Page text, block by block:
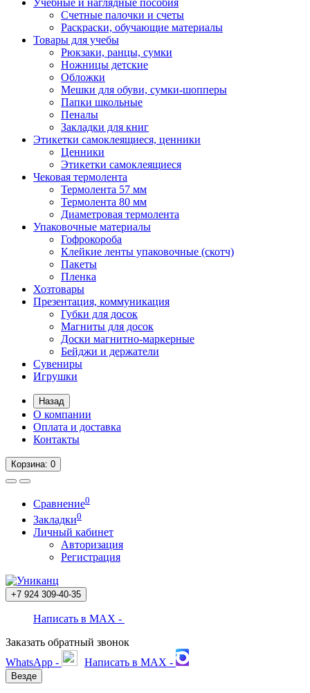
Учебные и наглядные пособия
Счетные палочки и счеты
Раскраски, обучающие материалы
Товары для учебы
Рюкзаки, ранцы, сумки
Ножницы детские
Обложки
Мешки для обуви, сумки-шопперы
Папки школьные
Пеналы
Закладки для книг
Этикетки самоклеящиеся, ценники
Ценники
Этикетки самоклеящиеся
Чековая термолента
Термолента 57 мм
Термолента 80 мм
Диаметровая термолента
Упаковочные материалы
Гофрокороба
Клейкие ленты упаковочные (скотч)
Пакеты
Пленка
Хозтовары
Презентация, коммуникация
Губки для досок
Магниты для досок
Доски магнитно-маркерные
Бейджи и держатели
Сувениры
Игрушки
Назад
О компании
Оплата и доставка
Контакты
Корзина: 0
Сравнение0
Закладки0
Личный кабинет
Авторизация
Регистрация
+7 924 309-40-35
Написать в MAX -
Заказать обратный звонок
WhatsApp -
Написать в MAX -
Везде